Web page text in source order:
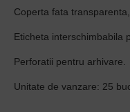
Coperta fata
Eticheta interschimbabila
Perforatii pentru arhivare.
Unitate de vanzare: 25